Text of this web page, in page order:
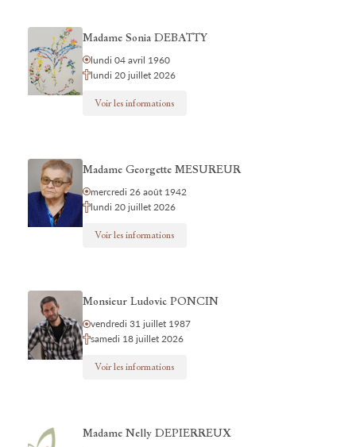
Madame Sonia DEBATTY
lundi 04 avril 1960
lundi 20 juillet 2026
Voir les informations
Madame Georgette MESUREUR
mercredi 26 août 1942
lundi 20 juillet 2026
Voir les informations
Monsieur Ludovic PONCIN
vendredi 31 juillet 1987
samedi 18 juillet 2026
Voir les informations
Madame Nelly DEPIERREUX